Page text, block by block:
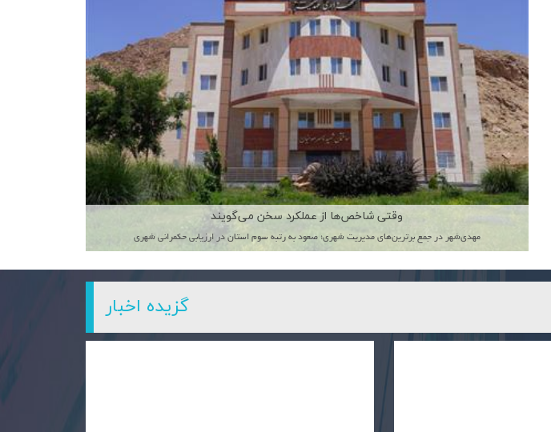
در امتداد توسعه
بعضی از نشانه‌های شهر، فراتر از سنگ و سازه‌اند؛ روایتگر مفاهیمی هستند که در جان یک جامعه...
گزیده اخبار